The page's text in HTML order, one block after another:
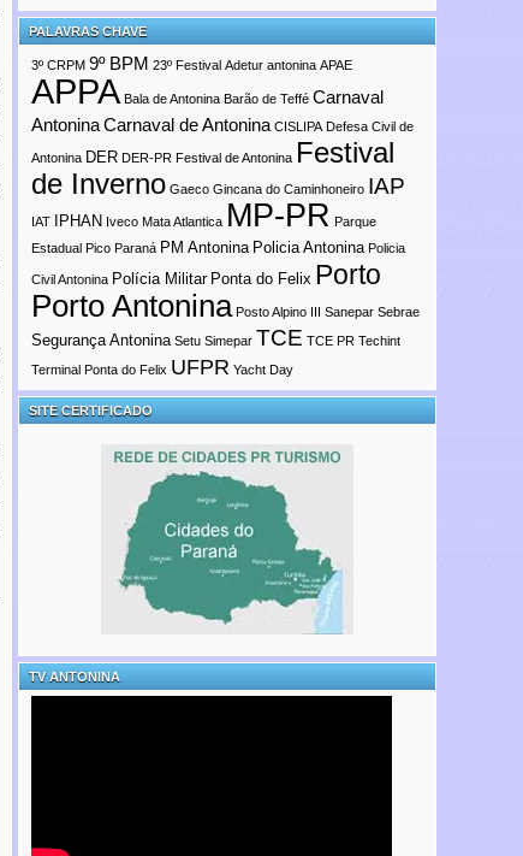
PALAVRAS CHAVE
3º CRPM 9º BPM 23º Festival Adetur antonina APAE
APPA Bala de Antonina Barão de Teffé Carnaval
AntoninaCarnaval de Antonina CISLIPA Defesa Civil de
Antonina DER DER-PR Festival de Antonina Festival
de Inverno Gaeco Gincana do Caminhoneiro IAP
IAT IPHAN Iveco Mata Atlantica MP-PR Parque
Estadual Pico Paraná PM Antonina Policia Antonina Policia
Civil Antonina Polícia Militar Ponta do Felix Porto
Porto Antonina Posto Alpino III Sanepar Sebrae
Segurança Antonina Setu Simepar TCE TCE PR Techint
Terminal Ponta do Felix UFPR Yacht Day
SITE CERTIFICADO
TV ANTONINA